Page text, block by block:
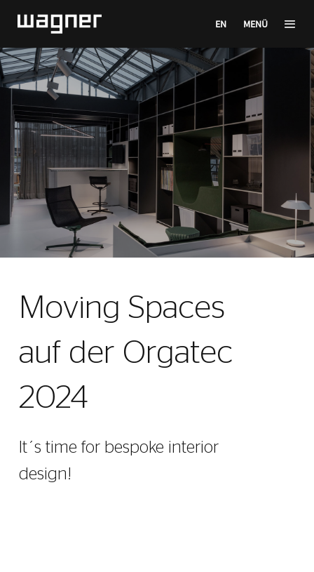
EN MENÜ
Moving Spaces
auf der Orgatec
2024
It´s time for bespoke interior
design!